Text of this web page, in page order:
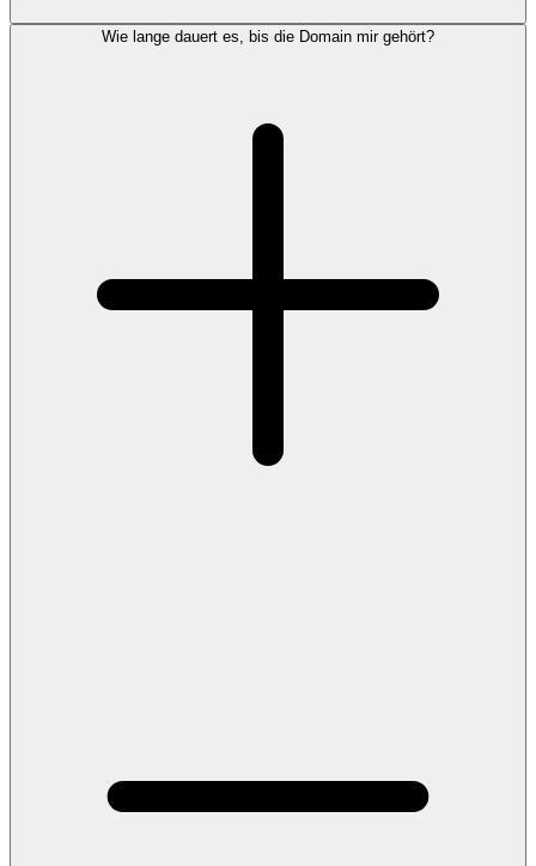
Wie lange dauert es, bis die Domain mir gehört?